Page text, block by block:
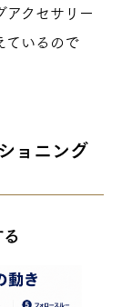
アクセサリー
ているので
ョニング